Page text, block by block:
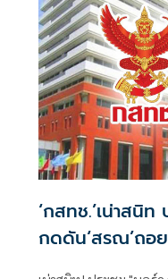
‘กสทช.’เน่าสนิท ประชุมล่มรอบ3
กดดัน‘สรณ’ถอย